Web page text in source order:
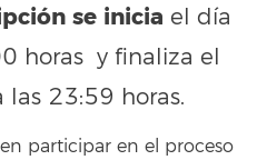
se inicia el día
horas y finaliza el
23:59 horas.
participar en el proceso